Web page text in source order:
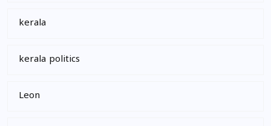
kerala
kerala politics
Leon